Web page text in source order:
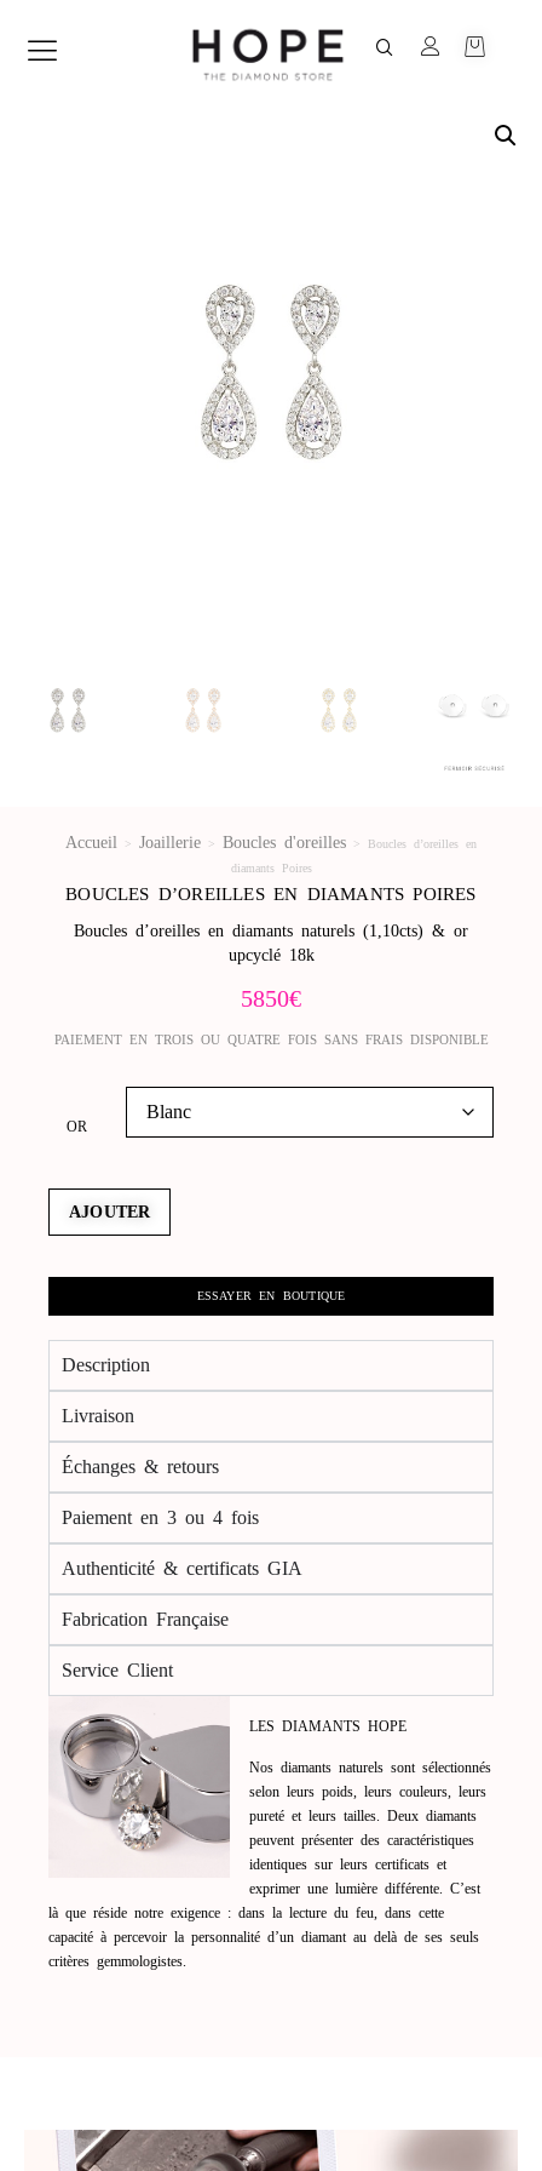
Accueil > Joaillerie > Boucles d'oreilles > Boucles d’oreilles en
diamants Poires
BOUCLES D’OREILLES EN DIAMANTS POIRES
Boucles d’oreilles en diamants naturels (1,10cts) & or
upcyclé 18k
5850€
PAIEMENT EN TROIS OU QUATRE FOIS SANS FRAIS DISPONIBLE
OR
AJOUTER
ESSAYER EN BOUTIQUE
Description
Livraison
Échanges & retours
Paiement en 3 ou 4 fois
Authenticité & certificats GIA
Fabrication Française
Service Client
LES DIAMANTS HOPE
Nos diamants naturels sont sélectionnés
selon leurs poids, leurs couleurs, leurs
pureté et leurs tailles. Deux diamants
peuvent présenter des caractéristiques
identiques sur leurs certificats et
exprimer une lumière différente. C’est
là que réside notre exigence : dans la lecture du feu, dans cette
capacité à percevoir la personnalité d’un diamant au delà de ses seuls
critères gemmologistes.